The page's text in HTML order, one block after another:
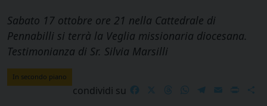
Sabato 17 ottobre ore 21 nella Cattedrale di
Pennabilli si terrà la Veglia missionaria diocesana.
Testimonianza di Sr. Silvia Marsilli
In secondo piano
condividi su FacebookThreadsWhatsApp
Telegram
EmailPrint